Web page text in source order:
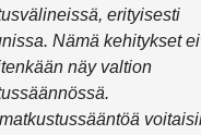
erityisesti
Nämä kehitykset
näy valtion